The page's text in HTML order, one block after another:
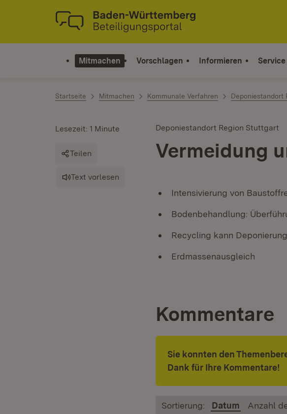
Zum Inhalt springen
Link zur Startseite
Mitmachen Vorschlagen Informieren Service
Startseite Mitmachen Kommunale Verfahren Deponiestandort
Deponiestandort Region Stuttgart
Vermeidung
Lesezeit: 1 Minute
Teilen
Text vorlesen
Intensivierung von
Bodenbehandlung:
Recycling kann
Erdmassenausgleich
Kommentare
Sie konnten den
Dank für Ihre Kommentare!
Sortierung: Datum Anzahl